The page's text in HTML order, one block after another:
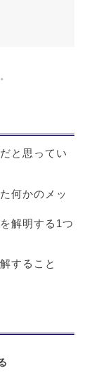
と思ってい
何かのメッ
解明する1つ
すること